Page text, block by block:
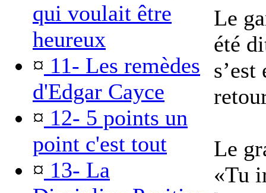
qui voulait être
heureux
¤ 11- Les remèdes
d'Edgar Cayce
¤ 12- 5 points un
point c'est tout
¤ 13- La
Le
été
s’est
Le
«Tu